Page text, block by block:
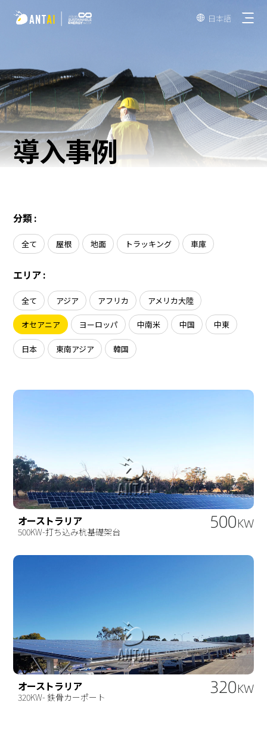
 日本語
AT 3.0
TAI-Simple
折板屋根
陸屋根
ソーラーカーポート
垂直型太陽光発電架台
ソーラーシェアリング
EPC
会社概要
導入事例
ニュース
お問い合わせ
導入事例
分類 :
全て 屋根 地面 トラッキング 車庫
エリア :
全て アジア アフリカ アメリカ大陸
オセアニア ヨーロッパ 中南米 中国 中東
日本 東南アジア 韓国
オーストラリア
500KW-打ち込み杭基礎架台 500KW
オーストラリア
320KW- 鉄骨カーポート 320KW